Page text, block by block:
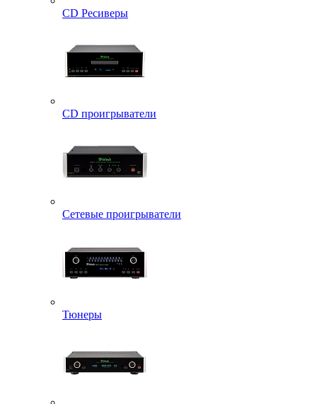
CD Ресиверы
CD проигрыватели
Сетевые проигрыватели
Тюнеры